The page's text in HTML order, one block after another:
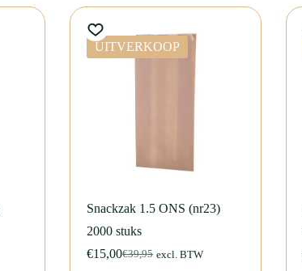
UITVERKOOP
Snackzak 1.5 ONS (nr23)
2000 stuks
€39,95
Oorspronkelijke
€15,00Huidigeexcl. BTW